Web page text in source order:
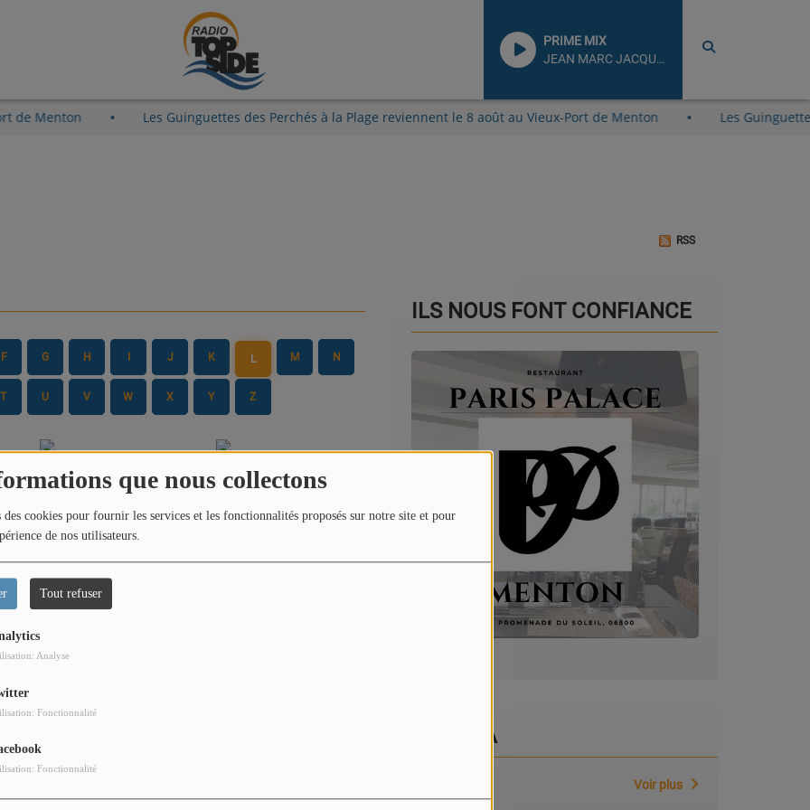
que nous collectons
cookies pour fournir les services et les fonctionnalités proposés sur notre site et pour
de nos utilisateurs.
Tout refuser
Analyse
Fonctionnalité
Fonctionnalité
PRIME MIX
JEAN MARC JACQUES
Port de Menton Les Guinguettes des Perchés à la Plage reviennent le 8 août au Vieux-Port de Menton Les
RSS
F G H J K L M N
T U V W X Y Z
Lime Lee Dorsey
Lionel Richie
ILS NOUS FONT CONFIANCE
AGENDA
Voir plus